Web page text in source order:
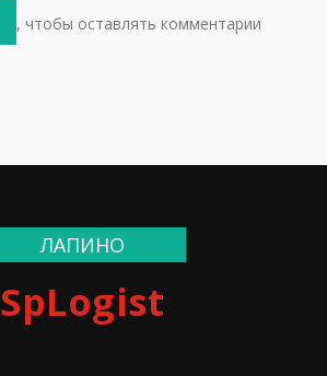
, чтобы оставлять комментарии
ЛАПИНО
SpLogist